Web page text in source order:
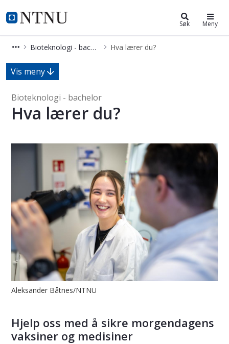
NTNU Hjemmeside
Bioteknologi - bachelor Søk Meny
Bioteknologi - bachelor Hva lærer du?
Hva lærer du? - Bioteknologi -
Vis meny
Bioteknologi - bachelor
Hva lærer du?
Aleksander Båtnes/NTNU
Hjelp oss med å sikre morgendagens
vaksiner og medisiner